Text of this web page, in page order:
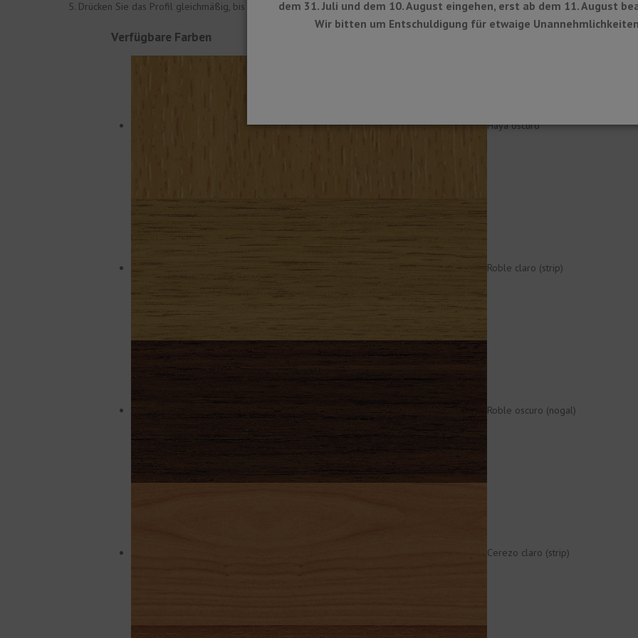
Drücken Sie das Profil gleichmäßig, bis es vollständig an der Wand haftet.
Verfügbare Farben
Haya oscuro
Roble claro (strip)
Roble oscuro (nogal)
Cerezo claro (strip)
dem 31. Juli und dem 10. August eingehen, erst ab dem 11. August
Wir bitten um Entschuldigung für etwaige